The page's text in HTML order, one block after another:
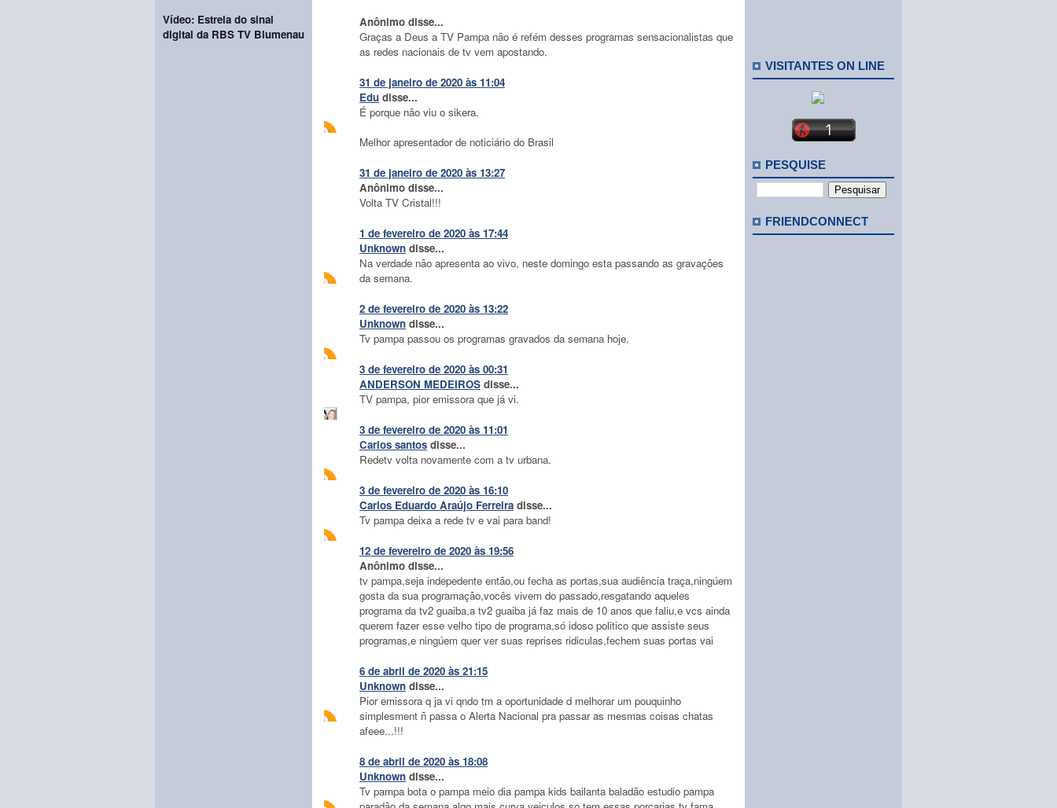
Vídeo: Estreia do sinal
digital da RBS TV Blumenau
Anônimo disse...
Graças a Deus a TV Pampa não é refém desses programas sensacionalistas que
as redes nacionais de tv vem apostando.
31 de janeiro de 2020 às 11:04
Edu disse...
É porque não viu o sikera.
Melhor apresentador de noticiário do Brasil
31 de janeiro de 2020 às 13:27
Anônimo disse...
Volta TV Cristal!!!
1 de fevereiro de 2020 às 17:44
Unknown disse...
Na verdade não apresenta ao vivo, neste domingo esta passando as gravações
da semana.
2 de fevereiro de 2020 às 13:22
Unknown disse...
Tv pampa passou os programas gravados da semana hoje.
3 de fevereiro de 2020 às 00:31
ANDERSON MEDEIROS disse...
TV pampa, pior emissora que já vi.
3 de fevereiro de 2020 às 11:01
Carlos santos disse...
Redetv volta novamente com a tv urbana.
3 de fevereiro de 2020 às 16:10
Carlos Eduardo Araújo Ferreira disse...
Tv pampa deixa a rede tv e vai para band!
12 de fevereiro de 2020 às 19:56
Anônimo disse...
tv pampa,seja indepedente então,ou fecha as portas,sua audiência traça,ningúem
gosta da sua programação,vocês vivem do passado,resgatando aqueles
programa da tv2 guaiba,a tv2 guaiba já faz mais de 10 anos que faliu,e vcs ainda
querem fazer esse velho tipo de programa,só idoso politico que assiste seus
programas,e ningúem quer ver suas reprises ridiculas,fechem suas portas vai
6 de abril de 2020 às 21:15
Unknown disse...
Pior emissora q ja vi qndo tm a oportunidade d melhorar um pouquinho
simplesment ñ passa o Alerta Nacional pra passar as mesmas coisas chatas
afeee...!!!
8 de abril de 2020 às 18:08
Unknown disse...
Tv pampa bota o pampa meio dia pampa kids bailanta baladão estudio pampa
VISITANTES ON LINE
PESQUISE
FRIENDCONNECT